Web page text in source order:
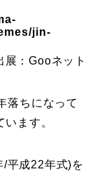
jin-
：Gooネット
落ちになって
ます。
平成22年式)を